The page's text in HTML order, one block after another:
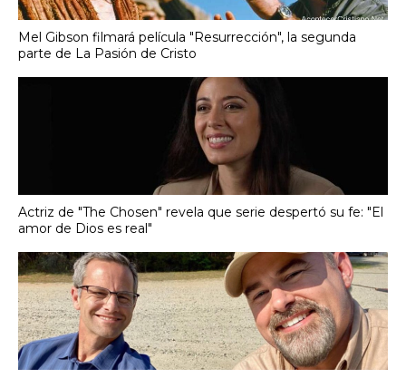
Mel Gibson filmará película "Resurrección", la segunda
parte de La Pasión de Cristo
Actriz de "The Chosen" revela que serie despertó su fe: "El
amor de Dios es real"